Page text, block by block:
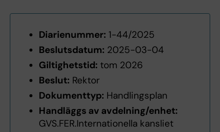
Diarienummer: 1-44/2025
Beslutsdatum: 2025-03-04
Giltighetstid: tom 2026
Beslut: Rektor
Dokumenttyp: Handlingsplan
Handläggs av avdelning/enhet:
GVS.FER.Internationella kansliet